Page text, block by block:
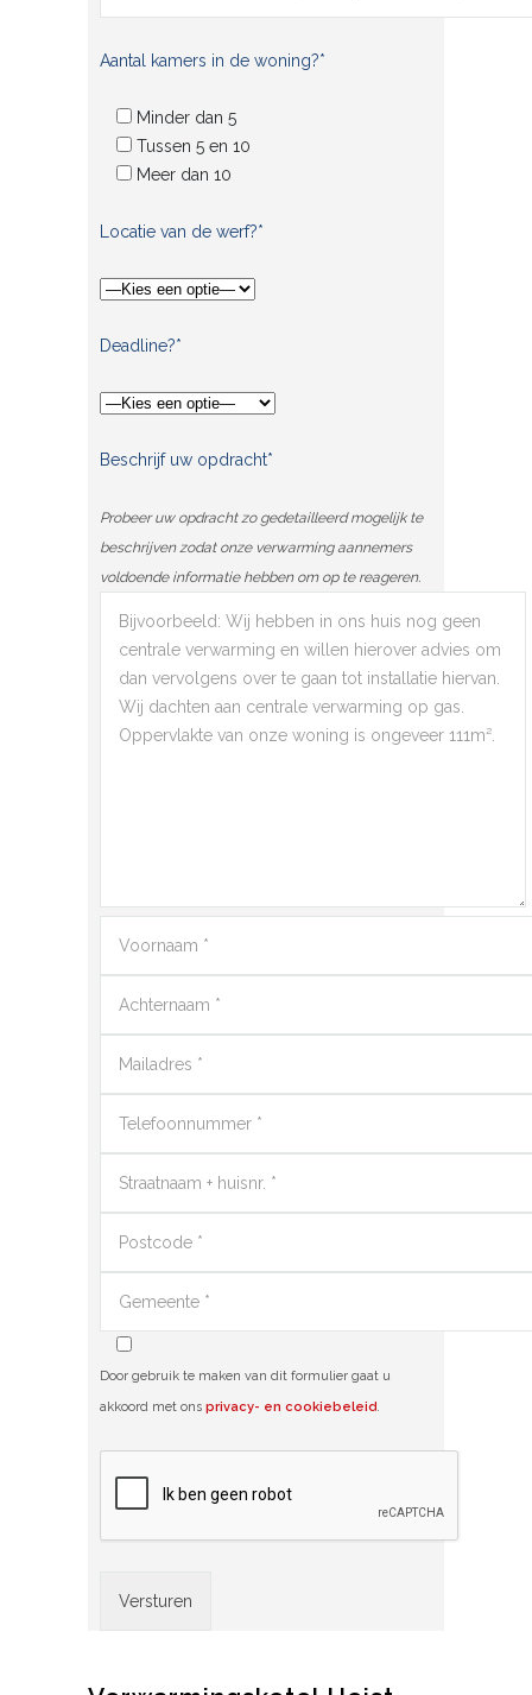
Aantal kamers in de woning?*
Minder dan 5
Tussen 5 en 10
Meer dan 10
Locatie van de werf?*
Deadline?*
Beschrijf uw opdracht*
Probeer uw opdracht zo gedetailleerd mogelijk te
beschrijven zodat onze verwarming aannemers
voldoende informatie hebben om op te reageren.
Door gebruik te maken van dit formulier gaat u
akkoord met ons privacy- en cookiebeleid.